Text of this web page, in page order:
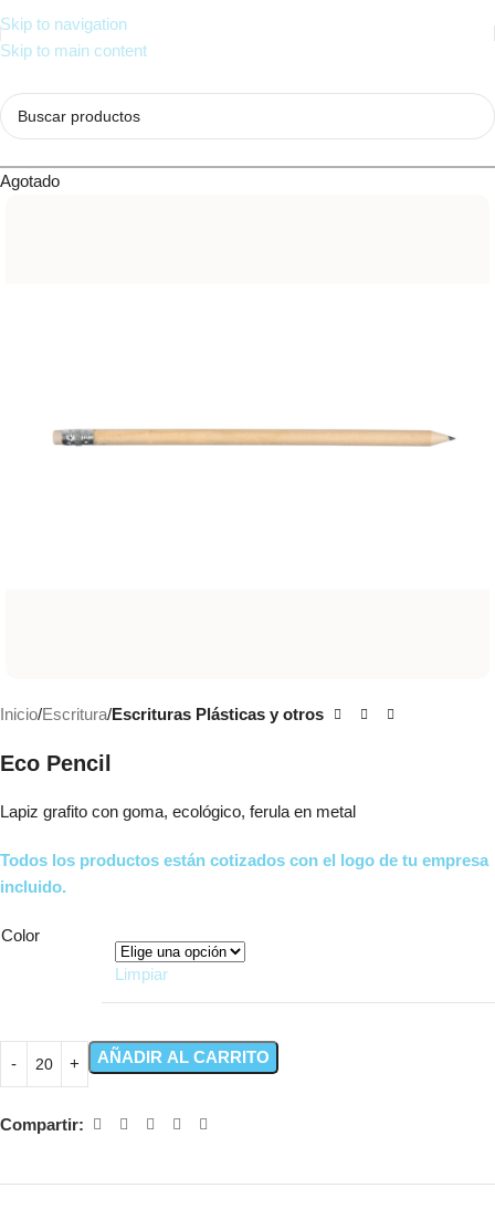
Skip to navigation
Skip to main content
Agotado
Inicio Escritura Escrituras Plásticas y otros
Eco Pencil
Lapiz grafito con goma, ecológico, ferula en metal
Todos los productos están cotizados con el logo de tu empresa
incluido.
Color
Limpiar
AÑADIR AL CARRITO
Compartir: